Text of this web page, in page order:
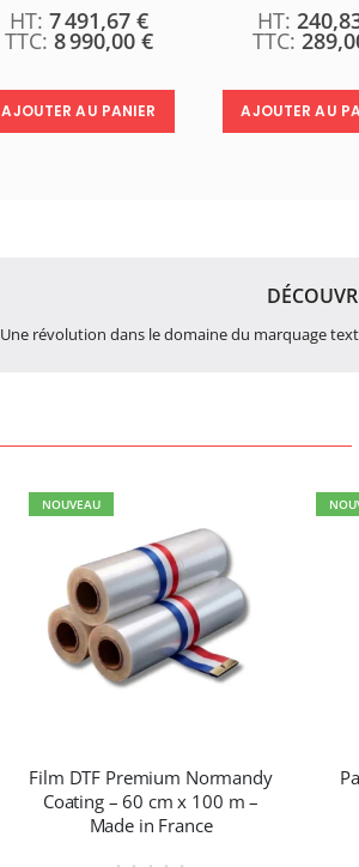
8 990,00 €
7 491,67 €
AJOUTER AU PANIER AJOUTER AU
Une révolution dans le domaine du marquage
NOUVEAU
Film DTF Premium Normandy
Coating – 60 cm x 100 m –
Made in France